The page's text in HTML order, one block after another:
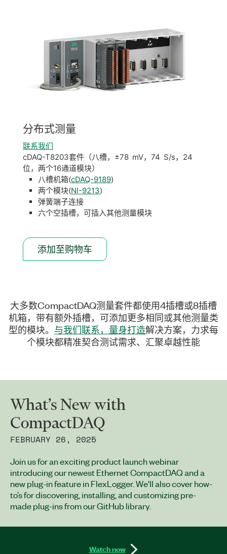
分布式测量
联系我们
cDAQ-T8203套件（八槽，±78 mV，74 S/s，24
位，两个16通道模块）
八槽机箱(cDAQ-9189)
两个模块(NI-9213)
弹簧端子连接
六个空插槽，可插入其他测量模块
添加至购物车
大多数CompactDAQ测量套件都使用4插槽或8插槽
机箱，带有额外插槽，可添加更多相同或其他测量类
型的模块。 与我们联系，量身打造解决方案，力求每
个模块都精准契合测试需求、汇聚卓越性能
What’s New with
CompactDAQ
FEBRUARY 26, 2025
Join us for an exciting product launch webinar
introducing our newest Ethernet CompactDAQ and a
new plug-in feature in FlexLogger. We'll also cover how-
to’s for discovering, installing, and customizing pre-
made plug-ins from our GitHub library.
Watch now